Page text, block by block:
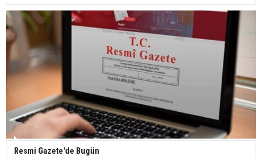
Yerli turist 229,7 milyar lira seyahat harcaması
yaptı
Gazze'deki Sağlık Bakanlığı duyurdu: Vahşetin
pençesinde 2 salgın vaka tespit edildi
Resmi Gazete'de Bugün